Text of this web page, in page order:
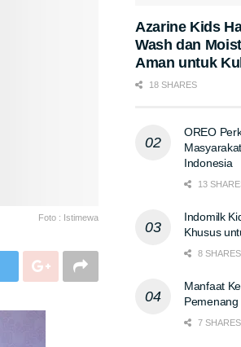
Foto : Istimewa
Azarine Kids
Wash dan
Aman untuk
18 SHARES
OREO
Indonesia
13
Indomilk
Khusus
8 SHARES
Manfaat
7 SHARES